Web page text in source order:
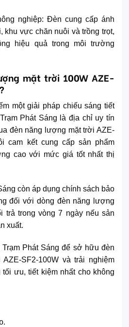
nghiệp: Đèn cung cấp ánh
khu vực chăn nuôi và trồng trọt,
hiệu quả trong môi trường
mặt trời 100W AZE-
một giải pháp chiếu sáng tiết
Phát Sáng là địa chỉ uy tín
đèn năng lượng mặt trời AZE-
cam kết cung cấp sản phẩm
cao với mức giá tốt nhất thị
còn áp dụng chính sách bảo
đối với dòng đèn năng lượng
trả trong vòng 7 ngày nếu sản
xuất.
Phát Sáng để sở hữu đèn
SF2-100W và trải nghiệm
ưu, tiết kiệm nhất cho không